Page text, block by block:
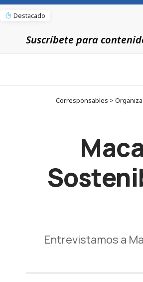
Destacado
Suscríbete para
Corresponsables >
Entrevistamos a